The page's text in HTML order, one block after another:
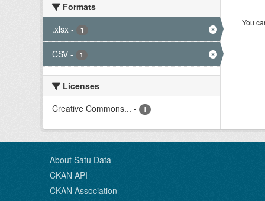
Formats
.xlsx - 1
CSV - 1
Licenses
Creative Commons... - 1
You
About Satu Data
CKAN API
CKAN Association